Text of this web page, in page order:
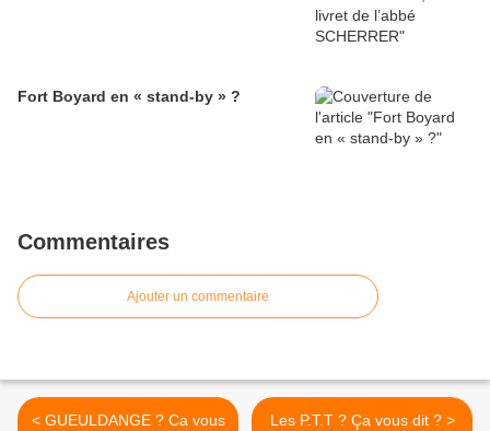
Fort Boyard en « stand-by » ?
Commentaires
Ajouter un commentaire
< GUEULDANGE ? Ca vous
Les P.T.T ? Ça vous dit ? >